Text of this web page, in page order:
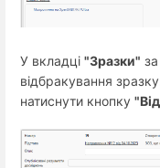
У вкладці "Зразки"
відбракування
натиснути кнопку